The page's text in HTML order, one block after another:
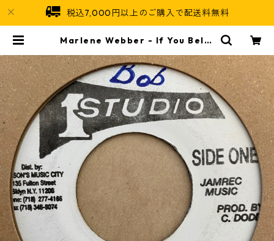
税込7,000円以上のご購入で配送料無料
Marlene Webber - If You Belie